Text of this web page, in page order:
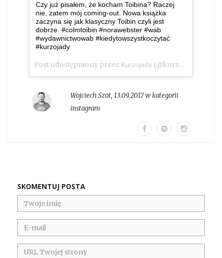
Czy już pisałem, że kocham Toibina? Raczej
nie, zatem mój coming-out. Nowa książka
zaczyna się jak klasyczny Toibin czyli jest
dobrze. #colmtoibin #norawebster #wab
#wydawnictwowab #kiedytowszystkoczytać
#kurzojady
Post udostępniony przez Kurzojady (@kurzojady_insta)
Wojciech Szot, 13.09.2017 w kategorii
instagram
SKOMENTUJ POSTA